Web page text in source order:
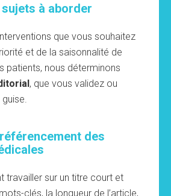
à aborder
que vous souhaitez
et de la saisonnalité de
patients, nous déterminons
, que vous validez ou
des
travailler sur un titre court et
clés, la longueur de l’article,